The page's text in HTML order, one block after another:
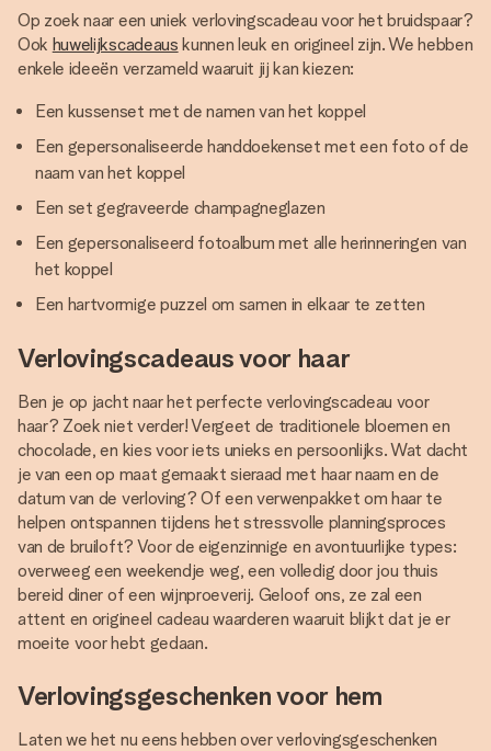
Op zoek naar een uniek verlovingscadeau voor het bruidspaar?
Ook huwelijkscadeaus kunnen leuk en origineel zijn. We hebben
enkele ideeën verzameld waaruit jij kan kiezen:
Een kussenset met de namen van het koppel
Een gepersonaliseerde handdoekenset met een foto of de
naam van het koppel
Een set gegraveerde champagneglazen
Een gepersonaliseerd fotoalbum met alle herinneringen van
het koppel
Een hartvormige puzzel om samen in elkaar te zetten
Verlovingscadeaus voor haar
Ben je op jacht naar het perfecte verlovingscadeau voor
haar? Zoek niet verder! Vergeet de traditionele bloemen en
chocolade, en kies voor iets unieks en persoonlijks. Wat dacht
je van een op maat gemaakt sieraad met haar naam en de
datum van de verloving? Of een verwenpakket om haar te
helpen ontspannen tijdens het stressvolle planningsproces
van de bruiloft? Voor de eigenzinnige en avontuurlijke types:
overweeg een weekendje weg, een volledig door jou thuis
bereid diner of een wijnproeverij. Geloof ons, ze zal een
attent en origineel cadeau waarderen waaruit blijkt dat je er
moeite voor hebt gedaan.
Verlovingsgeschenken voor hem
Laten we het nu eens hebben over verlovingsgeschenken